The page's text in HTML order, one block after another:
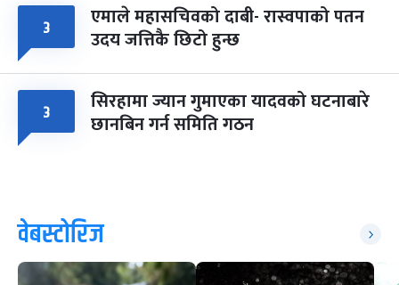
३ एमाले महासचिवको दाबी- रास्वपाको पतन
उदय जत्तिकै छिटो हुन्छ
३ सिरहामा ज्यान गुमाएका यादवको घटनाबारे
छानबिन गर्न समिति गठन
वेबस्टोरिज